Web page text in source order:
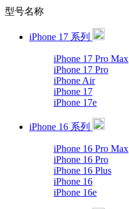
型号名称
iPhone 17 系列
iPhone 17 Pro Max
iPhone 17 Pro
iPhone Air
iPhone 17
iPhone 17e
iPhone 16 系列
iPhone 16 Pro Max
iPhone 16 Pro
iPhone 16 Plus
iPhone 16
iPhone 16e